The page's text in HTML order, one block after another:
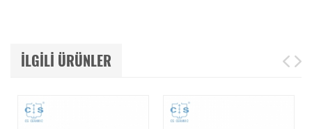
ILGILI ÜRÜNLER